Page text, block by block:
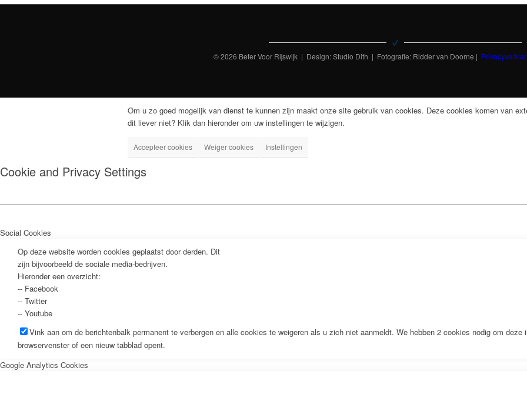
© 2026 Beter Voor Rijswijk | Design: Studio Dith | Fotografie: Ridder van Doorne |
Om u zo goed mogelijk van dienst te kunnen zijn maakt onze site gebruik van cookies. Deze cookies komen van
dit liever niet? Klik dan hieronder om uw instellingen te wijzigen.
Accepteer cookies Weiger cookies Instellingen
Cookie and Privacy Settings
Social Cookies
Op deze website worden cookies geplaatst door derden. Dit
zijn bijvoorbeeld de sociale media-bedrijven.
Hieronder een overzicht:
-- Facebook
-- Twitter
-- Youtube
Vink aan om de berichtenbalk permanent te verbergen en alle cookies te weigeren als u zich niet aanmeldt. We hebben 2 cookies nodig om
browservenster of een nieuw tabblad opent.
Google Analytics Cookies